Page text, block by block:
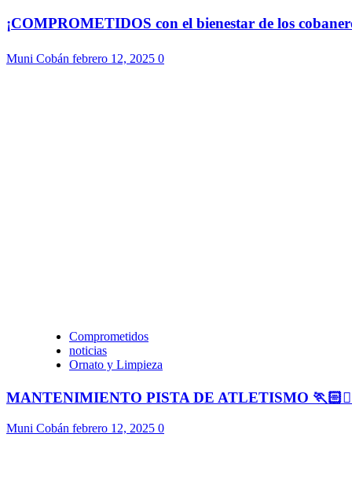
¡COMPROMETIDOS con el bienestar de los
Muni Cobán febrero 12, 2025 0
Comprometidos
noticias
Ornato y Limpieza
MANTENIMIENTO PISTA DE ATLETISMO
Muni Cobán febrero 12, 2025 0